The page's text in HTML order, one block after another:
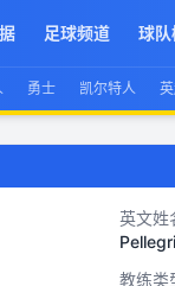
足球频道 球队
勇士 凯尔特人
英文姓
教练类